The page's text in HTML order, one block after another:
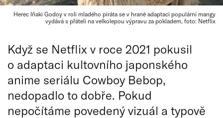
Herec Iñaki Godoy v roli mladého piráta se v hrané adaptaci populární mangy
vydává s přáteli na velkolepou výpravu za pokladem, foto: Netflix
Když se Netflix v roce 2021 pokusil
o adaptaci kultovního japonského
anime seriálu Cowboy Bebop,
nedopadlo to dobře. Pokud
nepočítáme povedený vizuál a typově